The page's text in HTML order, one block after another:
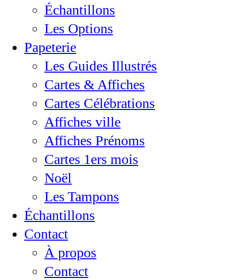
Échantillons
Les Options
Papeterie
Les Guides Illustrés
Cartes & Affiches
Cartes Célébrations
Affiches ville
Affiches Prénoms
Cartes 1ers mois
Noël
Les Tampons
Échantillons
Contact
À propos
Contact